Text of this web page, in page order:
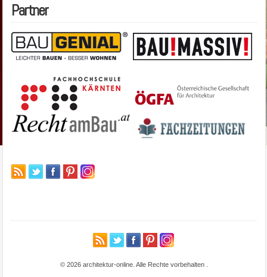
Partner
© 2026 architektur-online. Alle Rechte vorbehalten .